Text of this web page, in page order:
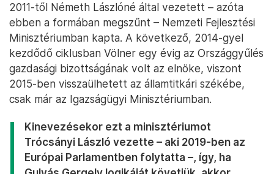
2011-től Németh Lászlóné által vezetett – azóta
ebben a formában megszűnt – Nemzeti Fejlesztési
Minisztériumban kapta. A következő, 2014-gyel
kezdődő ciklusban Völner egy évig az Országgyűlés
gazdasági bizottságának volt az elnöke, viszont
2015-ben visszaülhetett az államtitkári székébe,
csak már az Igazságügyi Minisztériumban.
Kinevezésekor ezt a minisztériumot
Trócsányi László vezette – aki 2019-ben az
Európai Parlamentben folytatta –, így, ha